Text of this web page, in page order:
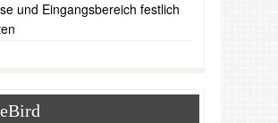
und Eingangsbereich festlich